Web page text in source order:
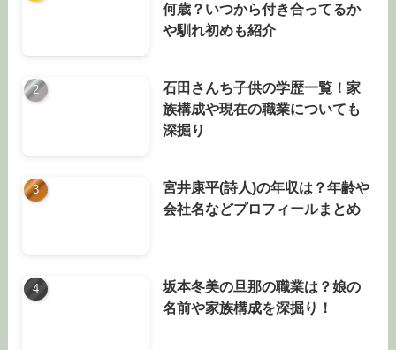
何歳？いつから付き合ってるか
や馴れ初めも紹介
石田さんち子供の学歴一覧！家
族構成や現在の職業についても
深掘り
宮井康平(詩人)の年収は？年齢や
会社名などプロフィールまとめ
坂本冬美の旦那の職業は？娘の
名前や家族構成を深掘り！